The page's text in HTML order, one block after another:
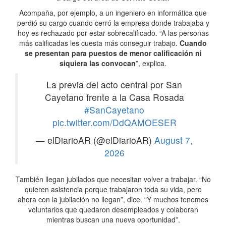
Acompaña, por ejemplo, a un ingeniero en informática que
perdió su cargo cuando cerró la empresa donde trabajaba y
hoy es rechazado por estar sobrecalificado. “A las personas
más calificadas les cuesta más conseguir trabajo. Cuando
se presentan para puestos de menor calificación ni
siquiera las convocan”, explica.
La previa del acto central por San
Cayetano frente a la Casa Rosada
#SanCayetano
pic.twitter.com/DdQAMOESER
— elDiarioAR (@elDiarioAR) August 7,
2026
También llegan jubilados que necesitan volver a trabajar. “No
quieren asistencia porque trabajaron toda su vida, pero
ahora con la jubilación no llegan”, dice. “Y muchos tenemos
voluntarios que quedaron desempleados y colaboran
mientras buscan una nueva oportunidad”.